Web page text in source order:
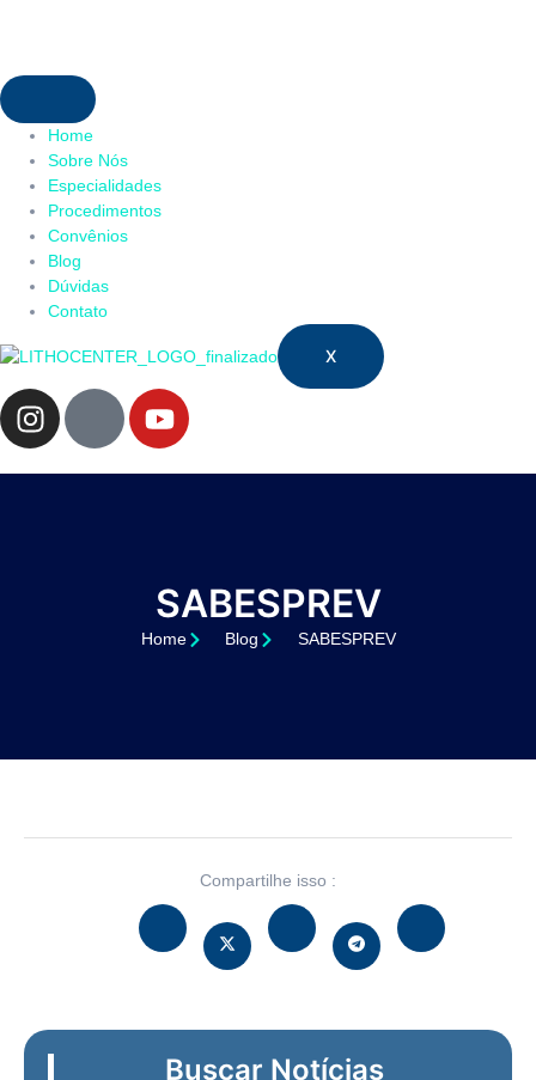
Home
Sobre Nós
Especialidades
Procedimentos
Convênios
Blog
Dúvidas
Contato
X
SABESPREV
Home Blog SABESPREV
Compartilhe isso :
Buscar Notícias